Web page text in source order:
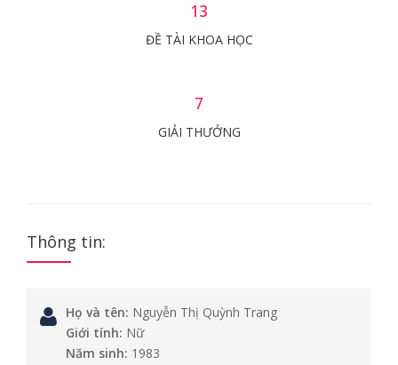
13
ĐỀ TÀI KHOA HỌC
7
GIẢI THƯỞNG
Thông tin:
Họ và tên: Nguyễn Thị Quỳnh Trang
Giới tính: Nữ
Năm sinh: 1983